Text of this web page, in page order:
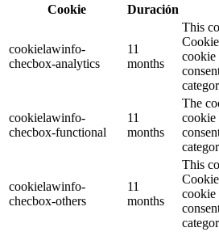
Cookie
Duración
cookielawinfo-
checbox-analytics
11
months
This
cookie
cookielawinfo-
checbox-functional
11
months
The
cookie
cookielawinfo-
checbox-others
11
months
This
cookie